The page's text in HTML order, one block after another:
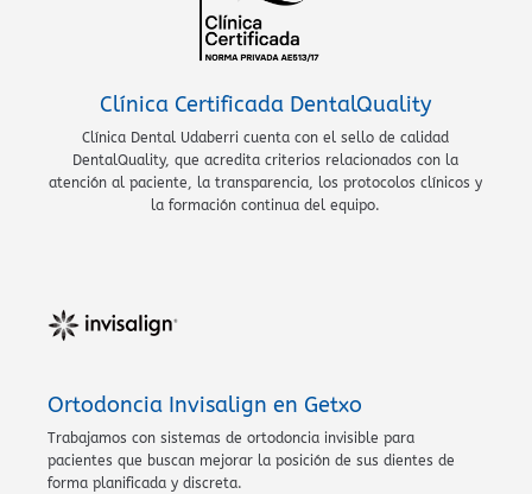
Clínica Certificada DentalQuality
Clínica Dental Udaberri cuenta con el sello de calidad
DentalQuality, que acredita criterios relacionados con la
atención al paciente, la transparencia, los protocolos clínicos y
la formación continua del equipo.
Ortodoncia Invisalign en Getxo
Trabajamos con sistemas de ortodoncia invisible para
pacientes que buscan mejorar la posición de sus dientes de
forma planificada y discreta.